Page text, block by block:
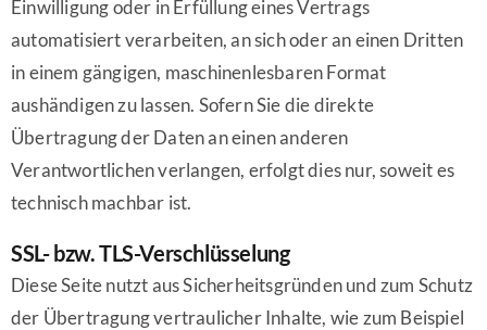
Einwilligung oder in Erfüllung eines Vertrags
automatisiert verarbeiten, an sich oder an einen Dritten
in einem gängigen, maschinenlesbaren Format
aushändigen zu lassen. Sofern Sie die direkte
Übertragung der Daten an einen anderen
Verantwortlichen verlangen, erfolgt dies nur, soweit es
technisch machbar ist.
SSL- bzw. TLS-Verschlüsselung
Diese Seite nutzt aus Sicherheitsgründen und zum Schutz
der Übertragung vertraulicher Inhalte, wie zum Beispiel